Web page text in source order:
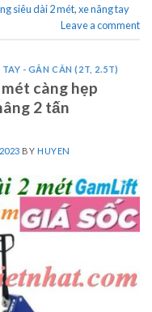
siêu dài 2 mét,xe nâng tay
Leave a comment
TAY - GẮN CÂN (2T, 2.5T)
càng hẹp
2 tấn
BYHUYEN